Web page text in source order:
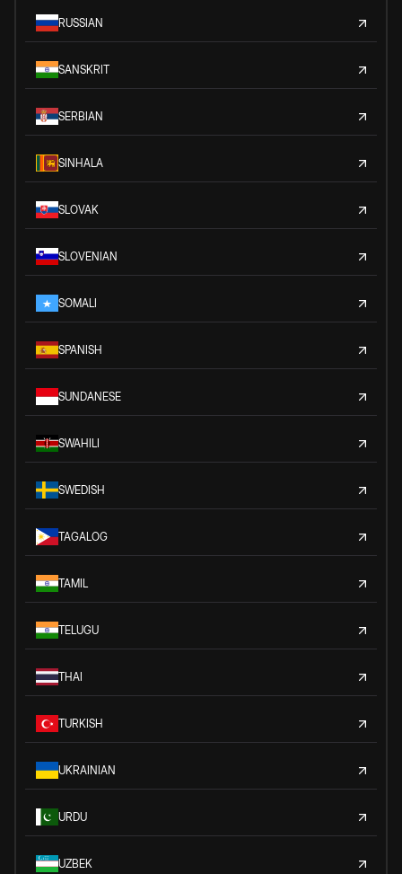
RUSSIAN
SANSKRIT
SERBIAN
SINHALA
SLOVAK
SLOVENIAN
SOMALI
SPANISH
SUNDANESE
SWAHILI
SWEDISH
TAGALOG
TAMIL
TELUGU
THAI
TURKISH
UKRAINIAN
URDU
UZBEK